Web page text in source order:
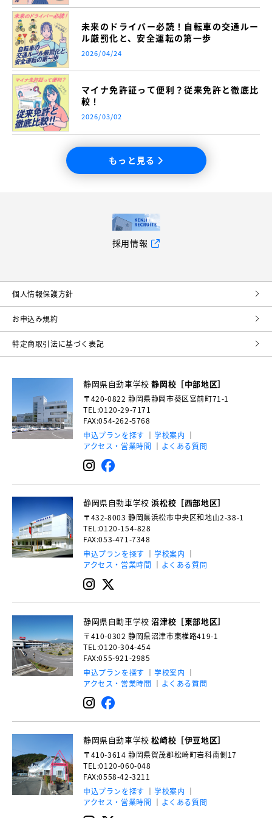
未来のドライバー必読！自転車の交通ルー
ル厳罰化と、安全運転の第一歩
2026/04/24
マイナ免許証って便利？従来免許と徹底比
較！
2026/03/02
もっと見る
採用情報
個⼈情報保護⽅針
お申込み規約
特定商取引法に基づく表記
静岡県自動車学校静岡校［中部地区］
〒420-0822 静岡県静岡市葵区宮前町71-1
TEL:0120-29-7171
FAX:054-262-5768
申込プランを探す
学校案内
アクセス・営業時間
よくある質問
静岡県自動車学校浜松校［西部地区］
〒432-8003 静岡県浜松市中央区和地山2-38-1
TEL:0120-154-828
FAX:053-471-7348
申込プランを探す
学校案内
アクセス・営業時間
よくある質問
静岡県自動車学校沼津校［東部地区］
〒410-0302 静岡県沼津市東椎路419-1
TEL:0120-304-454
FAX:055-921-2985
申込プランを探す
学校案内
アクセス・営業時間
よくある質問
静岡県自動車学校松崎校［伊豆地区］
〒410-3614 静岡県賀茂郡松崎町岩科南側17
TEL:0120-060-048
FAX:0558-42-3211
申込プランを探す
学校案内
アクセス・営業時間
よくある質問